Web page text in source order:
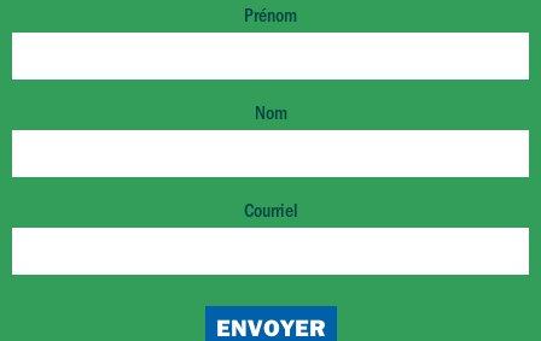
Prénom
Nom
Courriel